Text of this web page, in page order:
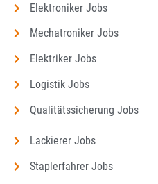
Elektroniker Jobs
Mechatroniker Jobs
Elektriker Jobs
Logistik Jobs
Qualitätssicherung Jobs
Lackierer Jobs
Staplerfahrer Jobs